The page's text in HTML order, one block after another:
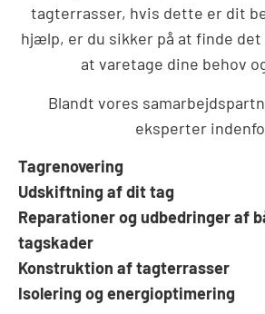
tagterrasser, hvis dette er dit
hjælp, er du sikker på at finde
at varetage dine behov
Blandt vores
eksperter
Tagrenovering
Udskiftning af dit tag
Reparationer og udbedringer af
tagskader
Konstruktion af tagterrasser
Isolering og energioptimering